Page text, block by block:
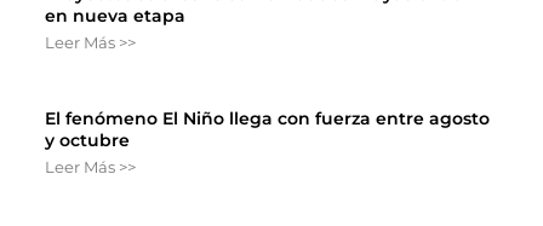
en nueva etapa
Leer Más >>
El fenómeno El Niño llega con fuerza entre agosto
y octubre
Leer Más >>